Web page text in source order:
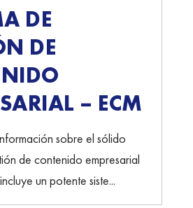
DE
DE
– ECM
sobre el sólido
de contenido empresarial
un potente siste...